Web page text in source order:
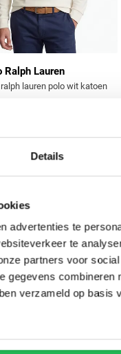
Details
advertenties te
te
partners voor
gegevens combineren
verzameld op basis
Ralph Lauren
lauren polo wit katoen
favorieten